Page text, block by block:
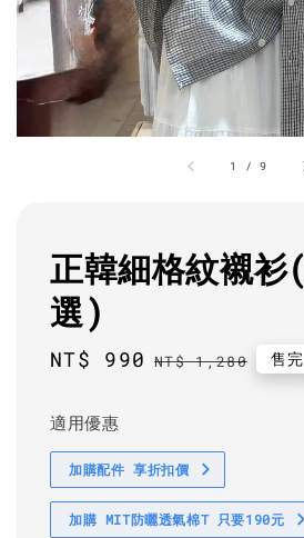
1 /9
正韓細格紋襯
選)
Sale
NT$ 990 Regular
NT$ 1,280 售完
適用優惠
加購配件 享折扣價
加購 MIT防曬透氣棉T 只要190元